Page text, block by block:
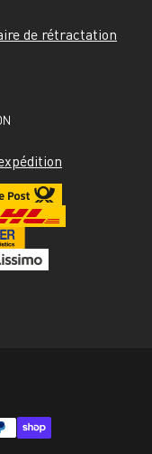
de rétractation